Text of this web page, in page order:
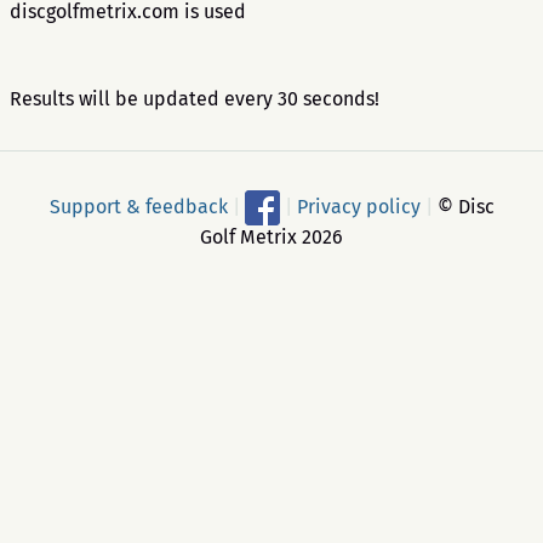
discgolfmetrix.com is used
Results will be updated every 30 seconds!
Support & feedback Privacy policy
© Disc
Golf Metrix 2026